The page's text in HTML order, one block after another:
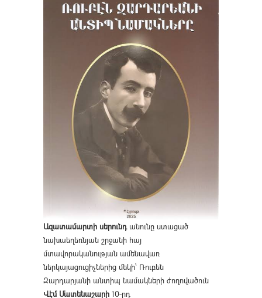
Ազատամարտի սերունդանունը ստացած
նախաեղեռնյան շրջանի հայ
մտավորականության ամենավառ
ներկայացուցիչներից մեկի՝ Ռուբեն
Զարդարյանի անտիպ նամակների ժողովածուն
Վէմ Մատենաշարի 10-րդ